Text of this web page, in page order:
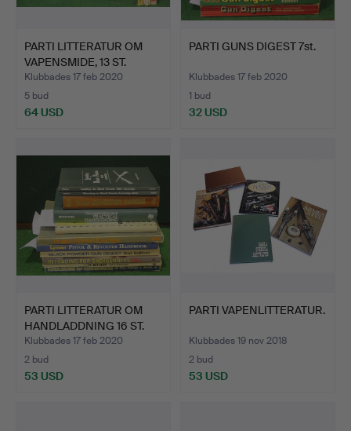
PARTI LITTERATUR OM
VAPENSMIDE, 13 ST.
Klubbades 17 feb 2020
5 bud
64 USD
PARTI GUNS DIGEST 7st.
Klubbades 17 feb 2020
1 bud
32 USD
PARTI LITTERATUR OM
HANDLADDNING 16 ST.
Klubbades 17 feb 2020
2 bud
53 USD
PARTI VAPENLITTERATUR.
Klubbades 19 nov 2018
2 bud
53 USD